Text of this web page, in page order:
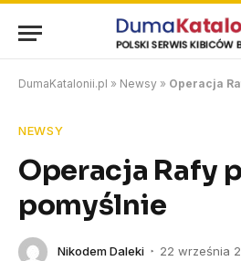
DumaKatalonii.pl » Newsy » Operacja
NEWSY
Operacja Rafy
pomyślnie
Nikodem Daleki 22 września